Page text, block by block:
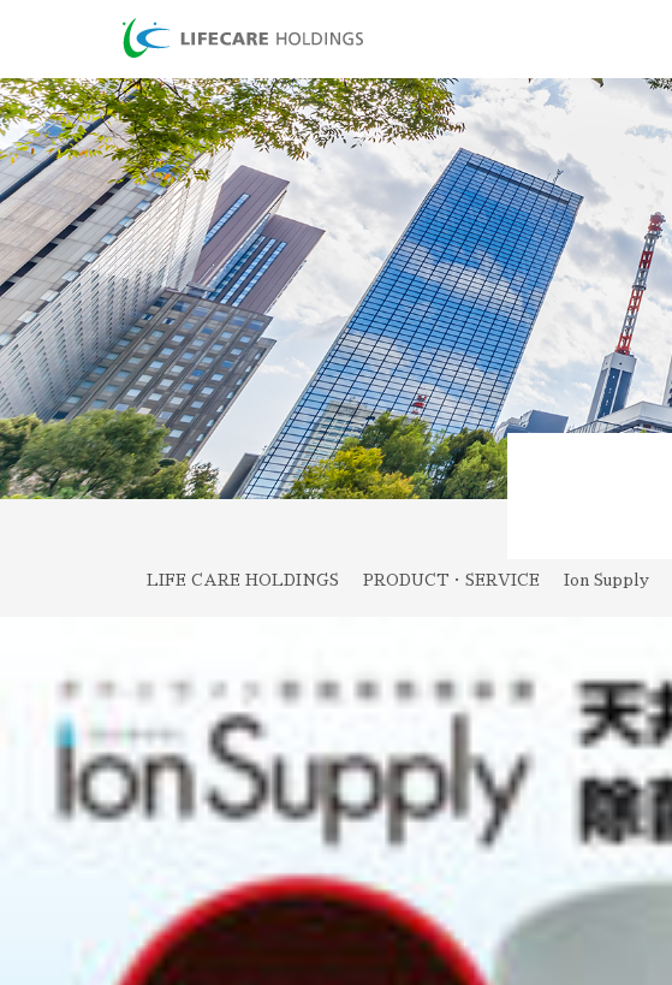
LIFE CARE HOLDINGS PRODUCT・SERVICE Ion Supply